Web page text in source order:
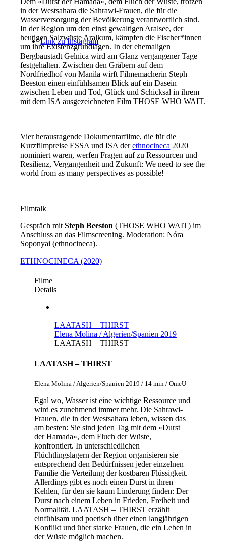
Link zu Instagram
in der Westsahara die Sahrawi-Frauen, die für die
Wasserversorgung der Bevölkerung verantwortlich sind.
In der Region um den einst gewaltigen Aralsee, der
heutigen Salzwüste Aralkum, kämpfen die Fischer*innen
um ihre Existenzgrundlagen. In der ehemaligen
Bergbaustadt Gelnica wird am Glanz vergangener Tage
festgehalten. Zwischen den Gräbern auf dem
Nordfriedhof von Manila wirft Filmemacherin Steph
Beeston einen einfühlsamen Blick auf ein Dasein
zwischen Leben und Tod, Glück und Schicksal in ihrem
mit dem ISA ausgezeichneten Film THOSE WHO WAIT.
Vier herausragende Dokumentarfilme, die für die
Kurzfilmpreise ESSA und ISA derethnocineca 2020
nominiert waren, werfen Fragen auf zu Ressourcen und
Resilienz, Vergangenheit und Zukunft: We need to see the
world from as many perspectives as possible!
Filmtalk
Gespräch mitSteph Beeston (THOSE WHO WAIT) im
Anschluss an das Filmscreening. Moderation: Nóra
Soponyai (ethnocineca).
ETHNOCINECA (2020)
Filme
Details
LAATASH – THIRST
Elena Molina / Algerien/Spanien 2019
LAATASH – THIRST
LAATASH – THIRST
Elena Molina / Algerien/Spanien 2019 / 14 min / OmeU
Egal wo, Wasser ist eine wichtige Ressource und
wird es zunehmend immer mehr. Die Sahrawi-
Frauen, die in der Westsahara leben, wissen das
am besten: Sie sind jeden Tag mit dem »Durst
der Hamada«, dem Fluch der Wüste,
konfrontiert. In unterschiedlichen
Flüchtlingslagern der Region organisieren sie
entsprechend den Bedürfnissen jeder einzelnen
Familie die Verteilung der kostbaren Flüssigkeit.
Allerdings gibt es noch einen Durst in ihren
Kehlen, für den sie kaum Linderung finden: Der
Durst nach einem Leben in Frieden, Freiheit und
Normalität. LAATASH – THIRST erzählt
einfühlsam und poetisch über einen langjährigen
Konflikt und über starke Frauen, die ein Leben in
der Wüste möglich machen.